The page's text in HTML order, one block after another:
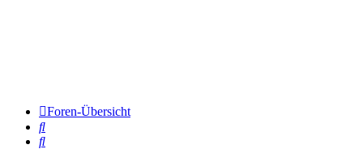
Foren-Übersicht
Suche
Suche